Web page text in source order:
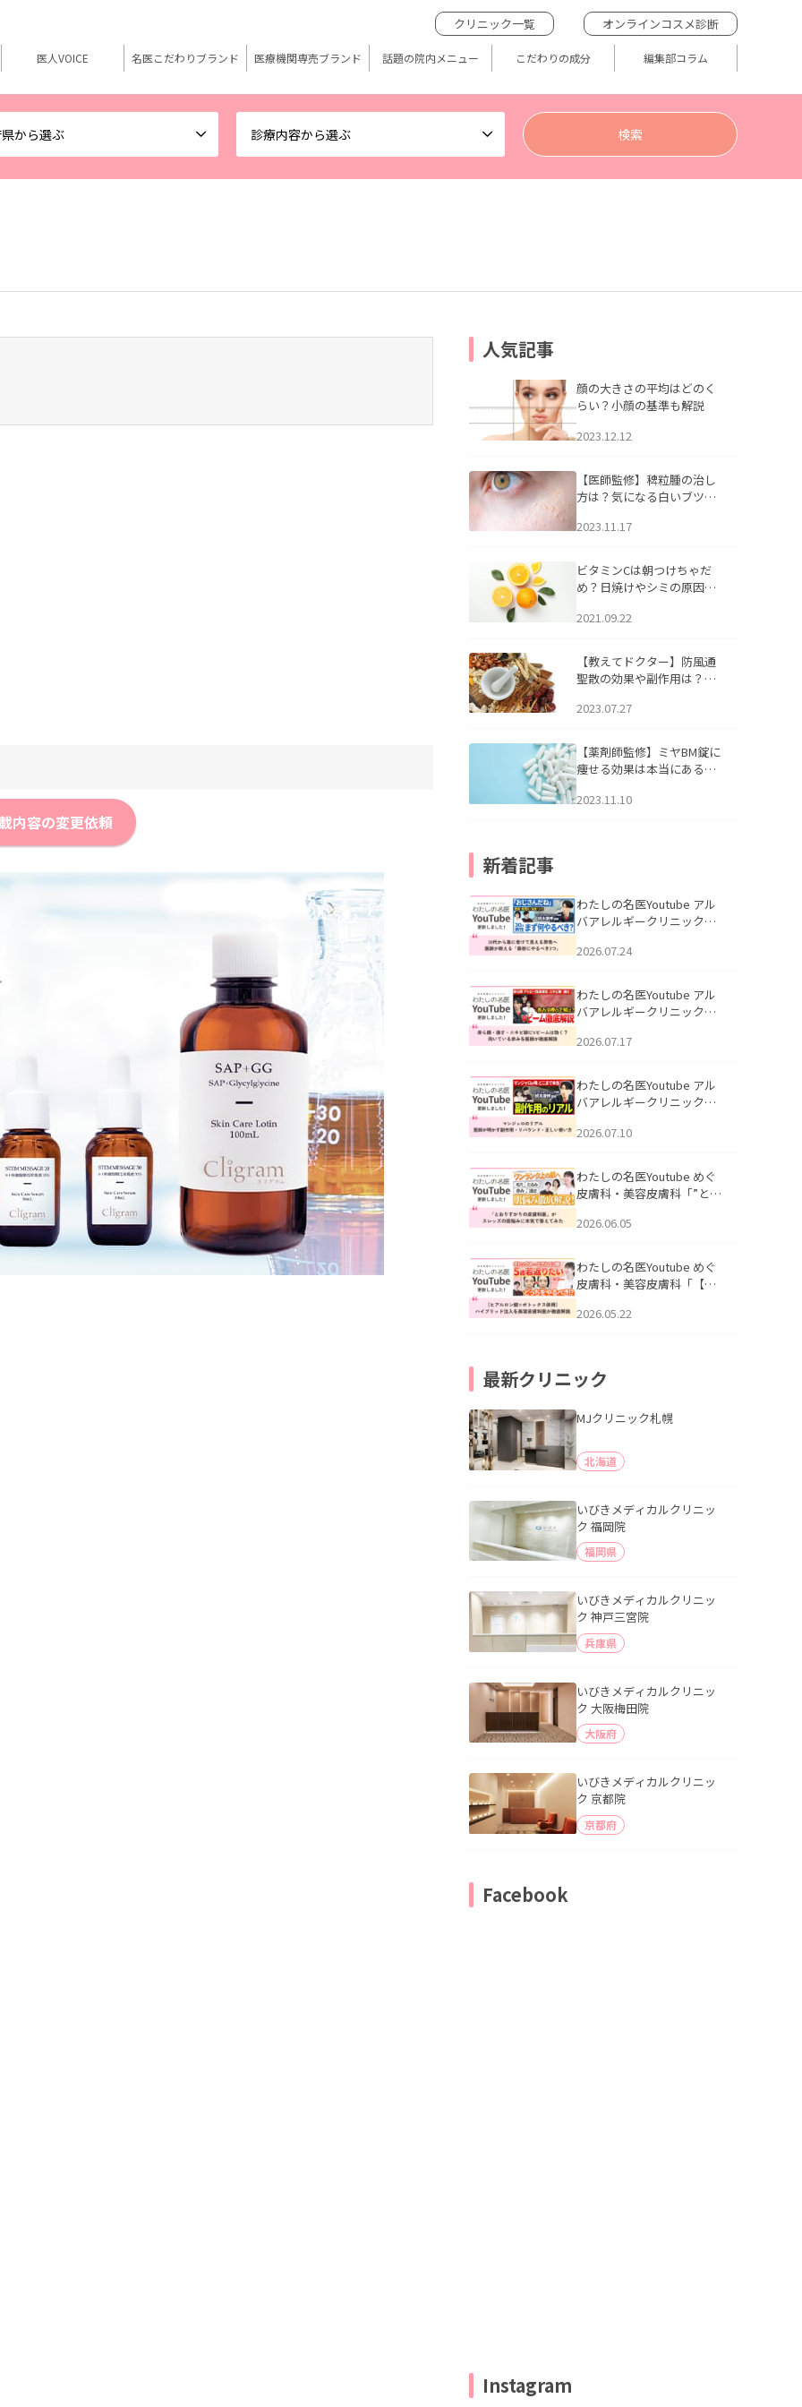
から選ぶ 診療内容から選ぶ
クリニック一覧 オンラインコスメ診断
医人VOICE 名医こだわりブランド 医療機関専売ブランド 話題の院内メニュー こだわりの成分 編集部コラム
内容の変更依頼
人気記事
顔の大きさの平均はどのく
らい？小顔の基準も解説
2023.12.12
【医師監修】稗粒腫の治し
方は？気になる白いブツブ
アについて
2023.11.17
ビタミンCは朝つけちゃだ
め？日焼けやシミの原因に
2021.09.22
【教えてドクター】防風通
聖散の効果や副作用は？長
2023.07.27
【薬剤師監修】ミヤBM錠に
痩せる効果は本当にある
2023.11.10
新着記事
わたしの名医Youtube アル
バアレルギークリニック札
える男性へ｜医師が教える
公開いたしました。
2026.07.24
わたしの名医Youtube アル
バアレルギークリニック札
跡にVビームは効く？向いて
説」を公開いたしました。
2026.07.17
わたしの名医Youtube アル
バアレルギークリニック札
医師が明かす副作用・リバ
公開いたしました。
2026.07.10
わたしの名医Youtube めぐ
皮膚科・美容皮膚科「”とお
ッズの肌悩みに本気で答え
た。
2026.06.05
わたしの名医Youtube めぐ
皮膚科・美容皮膚科「【ヒ
用】ハイブリッド注入を美
2026.05.22
最新クリニック
MJクリニック札幌
北海道
いびきメディカルクリニッ
ク 福岡院
福岡県
いびきメディカルクリニッ
ク 神戸三宮院
兵庫県
いびきメディカルクリニッ
ク 大阪梅田院
大阪府
いびきメディカルクリニッ
ク 京都院
京都府
Facebook
Instagram